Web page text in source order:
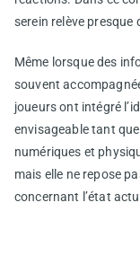
serein relève presque
Même lorsque des
souvent
joueurs ont intégré
envisageable tant
numériques et
mais elle ne repose
concernant l’état